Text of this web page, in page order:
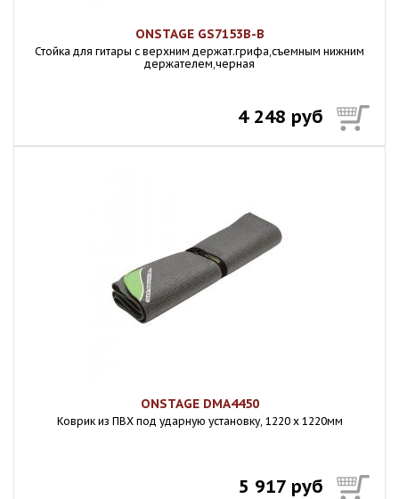
ONSTAGE GS7153B-B
Стойка для гитары с верхним держат.грифа,съемным нижним
держателем,черная
4 248 руб
ONSTAGE DMA4450
Коврик из ПВХ под ударную установку, 1220 x 1220мм
5 917 руб